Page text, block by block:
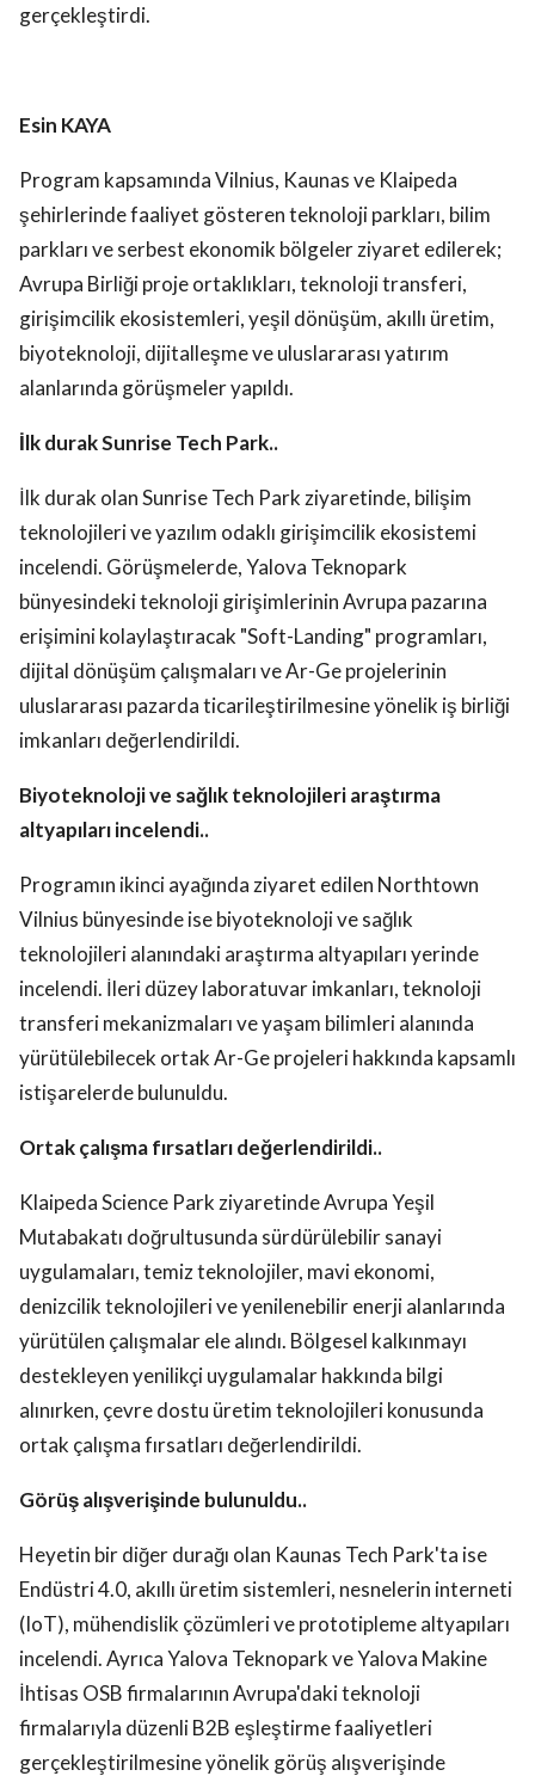
gerçekleştirdi.
Esin KAYA
Program kapsamında Vilnius, Kaunas ve Klaipeda
şehirlerinde faaliyet gösteren teknoloji parkları, bilim
parkları ve serbest ekonomik bölgeler ziyaret edilerek;
Avrupa Birliği proje ortaklıkları, teknoloji transferi,
girişimcilik ekosistemleri, yeşil dönüşüm, akıllı üretim,
biyoteknoloji, dijitalleşme ve uluslararası yatırım
alanlarında görüşmeler yapıldı.
İlk durak Sunrise Tech Park..
İlk durak olan Sunrise Tech Park ziyaretinde, bilişim
teknolojileri ve yazılım odaklı girişimcilik ekosistemi
incelendi. Görüşmelerde, Yalova Teknopark
bünyesindeki teknoloji girişimlerinin Avrupa pazarına
erişimini kolaylaştıracak "Soft-Landing" programları,
dijital dönüşüm çalışmaları ve Ar-Ge projelerinin
uluslararası pazarda ticarileştirilmesine yönelik iş birliği
imkanları değerlendirildi.
Biyoteknoloji ve sağlık teknolojileri araştırma
altyapıları incelendi..
Programın ikinci ayağında ziyaret edilen Northtown
Vilnius bünyesinde ise biyoteknoloji ve sağlık
teknolojileri alanındaki araştırma altyapıları yerinde
incelendi. İleri düzey laboratuvar imkanları, teknoloji
transferi mekanizmaları ve yaşam bilimleri alanında
yürütülebilecek ortak Ar-Ge projeleri hakkında kapsamlı
istişarelerde bulunuldu.
Ortak çalışma fırsatları değerlendirildi..
Klaipeda Science Park ziyaretinde Avrupa Yeşil
Mutabakatı doğrultusunda sürdürülebilir sanayi
uygulamaları, temiz teknolojiler, mavi ekonomi,
denizcilik teknolojileri ve yenilenebilir enerji alanlarında
yürütülen çalışmalar ele alındı. Bölgesel kalkınmayı
destekleyen yenilikçi uygulamalar hakkında bilgi
alınırken, çevre dostu üretim teknolojileri konusunda
ortak çalışma fırsatları değerlendirildi.
Görüş alışverişinde bulunuldu..
Heyetin bir diğer durağı olan Kaunas Tech Park'ta ise
Endüstri 4.0, akıllı üretim sistemleri, nesnelerin interneti
(IoT), mühendislik çözümleri ve prototipleme altyapıları
incelendi. Ayrıca Yalova Teknopark ve Yalova Makine
İhtisas OSB firmalarının Avrupa'daki teknoloji
firmalarıyla düzenli B2B eşleştirme faaliyetleri
gerçekleştirilmesine yönelik görüş alışverişinde